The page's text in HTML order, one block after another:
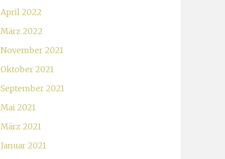
April 2022
März 2022
November 2021
Oktober 2021
September 2021
Mai 2021
März 2021
Januar 2021